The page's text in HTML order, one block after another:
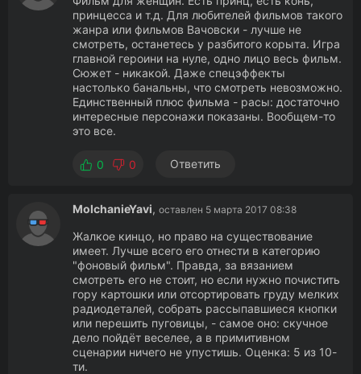
принцесса и т.д. Для любителей фильмов такого
жанра или фильмов Вачовски - лучше не
смотреть, останетесь у разбитого корыта. Игра
главной героини на нуле, одно лицо весь фильм.
Сюжет - никакой. Даже спецэффекты
настолько банальны, что смотреть невозможно.
Единственный плюс фильма - расы: достаточно
интересные персонажи показаны. Вообщем-то
это все.
0 0 Ответить
MolchanieYavi, оставлен 5 марта 2017 08:38
Жалкое кинцо, но право на существование
имеет. Лучше всего его отнести в категорию
"фоновый фильм". Правда, за вязанием
смотреть его не стоит, но если нужно почистить
гору картошки или отсортировать груду мелких
радиодеталей, собрать рассыпавшиеся кнопки
или перешить пуговицы, - самое оно: скучное
дело пойдёт веселее, а в примитивном
сценарии ничего не упустишь. Оценка: 5 из 10-
ти.